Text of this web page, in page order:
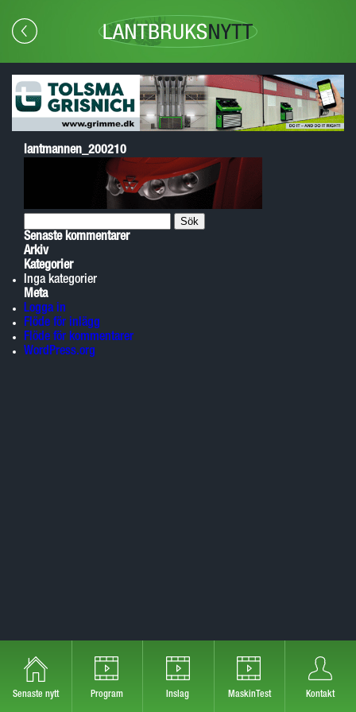
Senaste nytt Program Inslag MaskinTest Kontakt
lantmannen_200210
efter:
Senaste kommentarer
Arkiv
Kategorier
Inga kategorier
Meta
Logga in
Flöde för inlägg
Flöde för kommentarer
WordPress.org